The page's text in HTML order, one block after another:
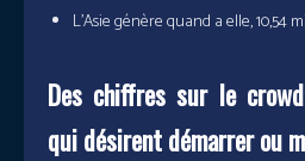
L’Asie génère quand a elle, 10,54
Des chiffres sur le
qui désirent démarrer ou